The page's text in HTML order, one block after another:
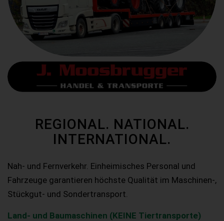
REGIONAL. NATIONAL.
INTERNATIONAL.
Nah- und Fernverkehr. Einheimisches Personal und
Fahrzeuge garantieren höchste Qualität im Maschinen-,
Stückgut- und Sondertransport.
Land- und Baumaschinen (KEINE Tiertransporte)